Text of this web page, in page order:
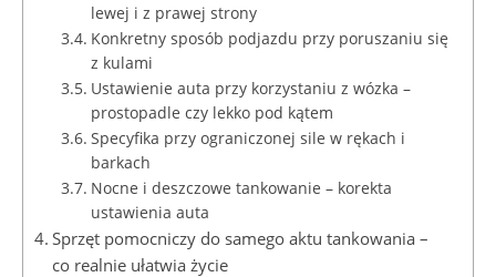
lewej i z prawej strony
Konkretny sposób podjazdu przy poruszaniu się
z kulami
Ustawienie auta przy korzystaniu z wózka –
prostopadle czy lekko pod kątem
Specyfika przy ograniczonej sile w rękach i
barkach
Nocne i deszczowe tankowanie – korekta
ustawienia auta
Sprzęt pomocniczy do samego aktu tankowania –
co realnie ułatwia życie